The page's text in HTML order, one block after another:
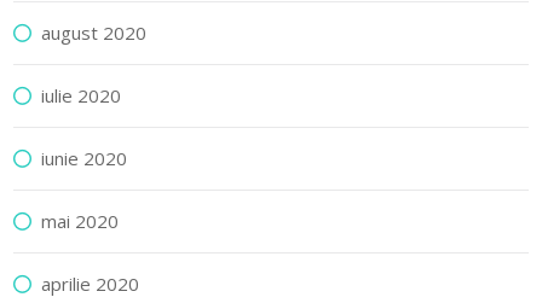
august 2020
iulie 2020
iunie 2020
mai 2020
aprilie 2020